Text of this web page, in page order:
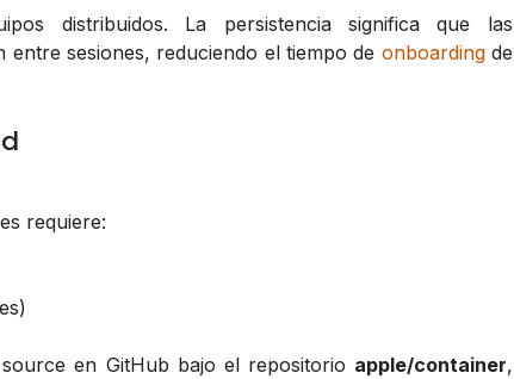
distribuidos. La persistencia significa que las
sesiones, reduciendo el tiempo de onboardingde
requiere:
en GitHub bajo el repositorio apple/container,